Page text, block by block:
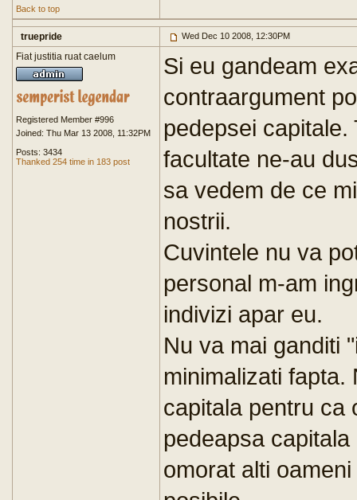
Back to top
truepride Wed Dec 10 2008, 12:30PM
Fiat justitia ruat caelum
Registered Member #996
Joined: Thu Mar 13 2008, 11:32PM
Posts: 3434
Thanked 254 time in 183 post
Si eu gandeam
contraargument
pedepsei
facultate ne-au
sa vedem de ce
nostrii.
Cuvintele nu va
personal m-am
indivizi apar eu.
Nu va mai ganditi
minimalizati fapta.
capitala pentru ca
pedeapsa
omorat alti